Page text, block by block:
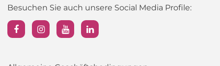
Besuchen Sie auch unsere Social Media Profile: